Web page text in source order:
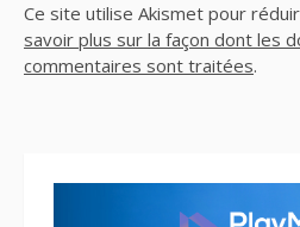
Ce site utilise Akismet pour
savoir plus sur la façon dont les
commentaires sont traitées.